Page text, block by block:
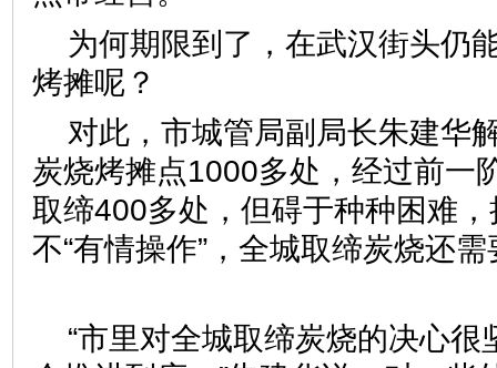
为何期限到了，在武汉街头仍
烤摊呢？
对此，市城管局副局长朱建华
炭烧烤摊点1000多处，经过前一
取缔400多处，但碍于种种困难
不“有情操作”，全城取缔炭烧
“市里对全城取缔炭烧的决心